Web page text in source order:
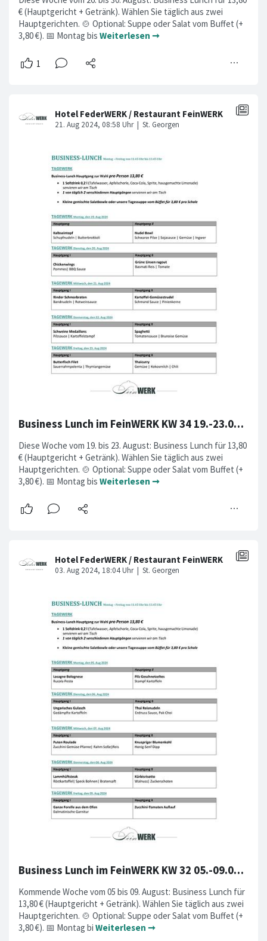
€ (Hauptgericht + Getränk). Wählen Sie täglich aus zwei
Hauptgerichten. 🍲 Optional: Suppe oder Salat vom Buffet (+
3,80 €). 📅 Montag bis Weiterlesen ➞
Business Lunch im FeinWERK KW 34 19.-23.08.2024
Diese Woche vom 19. bis 23. August: Business Lunch für 13,80
€ (Hauptgericht + Getränk). Wählen Sie täglich aus zwei
Hauptgerichten. 🍲 Optional: Suppe oder Salat vom Buffet (+
3,80 €). 📅 Montag bis Weiterlesen ➞
Business Lunch im FeinWERK KW 32 05.-09.08.2024
Kommende Woche vom 05 bis 09. August: Business Lunch für
13,80 € (Hauptgericht + Getränk). Wählen Sie täglich aus zwei
Hauptgerichten. 🍲 Optional: Suppe oder Salat vom Buffet (+
3,80 €). 📅 Montag bi Weiterlesen ➞